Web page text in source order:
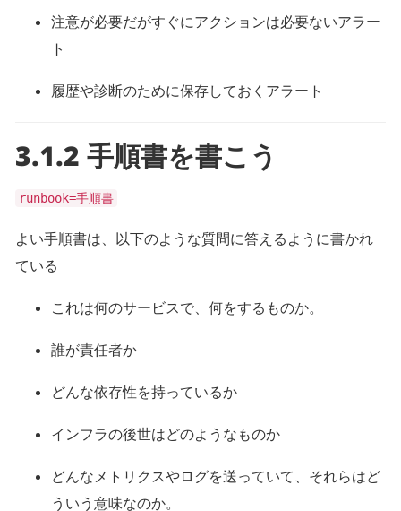
注意が必要だがすぐにアクションは必要ないアラー
ト
履歴や診断のために保存しておくアラート
3.1.2 手順書を書こう
runbook=手順書
よい手順書は、以下のような質問に答えるように書かれ
ている
これは何のサービスで、何をするものか。
誰が責任者か
どんな依存性を持っているか
インフラの後世はどのようなものか
どんなメトリクスやログを送っていて、それらはど
ういう意味なのか。